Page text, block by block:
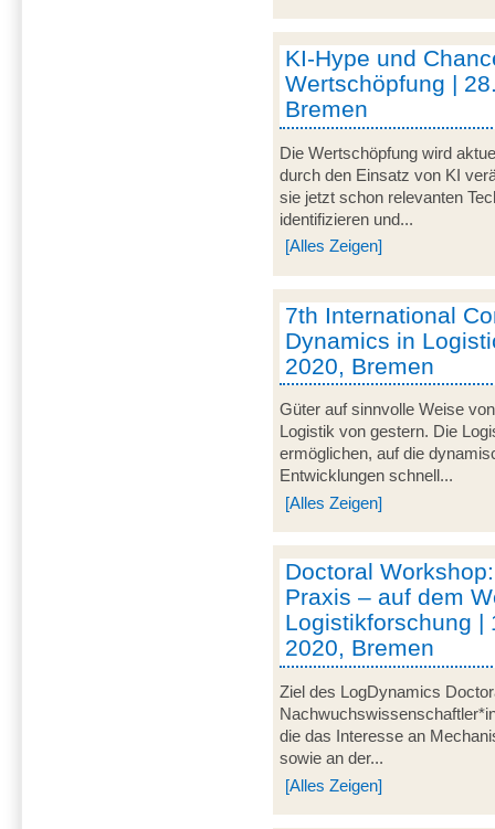
KI-Hype und
Wertschöpfung |
Bremen
Die Wertschöpfung wird
durch den Einsatz von KI
sie jetzt schon relevanten
identifizieren und...
[Alles Zeigen]
7th International
Dynamics in
2020, Bremen
Güter auf sinnvolle Weise
Logistik von gestern. Die
ermöglichen, auf die
Entwicklungen schnell...
[Alles Zeigen]
Doctoral
Praxis – auf dem
Logistikforschung |
2020, Bremen
Ziel des LogDynamics
die das Interesse an
sowie an der...
[Alles Zeigen]